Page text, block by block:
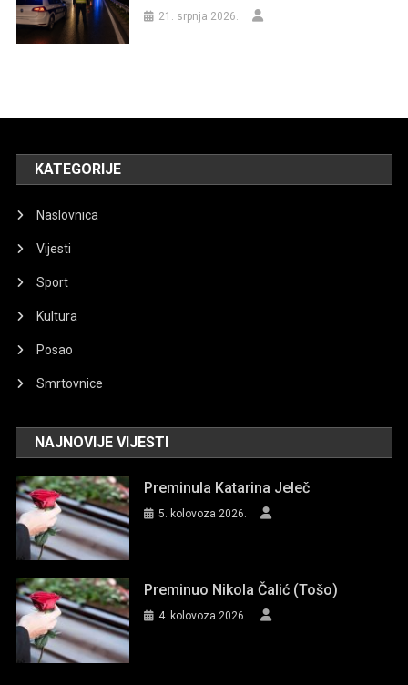
21. srpnja 2026.
KATEGORIJE
Naslovnica
Vijesti
Sport
Kultura
Posao
Smrtovnice
NAJNOVIJE VIJESTI
Preminula Katarina Jeleč
5. kolovoza 2026.
Preminuo Nikola Čalić (Tošo)
4. kolovoza 2026.